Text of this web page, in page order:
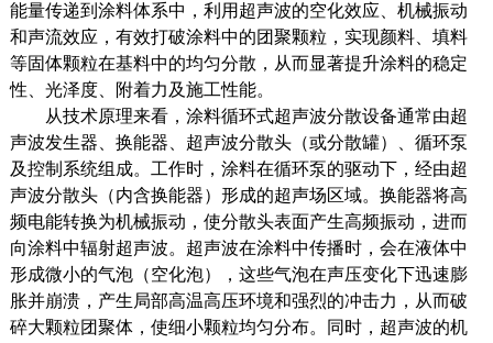
能量传递到涂料体系中，利用超声波的空化效应、机械振动
和声流效应，有效打破涂料中的团聚颗粒，实现颜料、填料
等固体颗粒在基料中的均匀分散，从而显著提升涂料的稳定
性、光泽度、附着力及施工性能。
从技术原理来看，涂料循环式超声波分散设备通常由超
声波发生器、换能器、超声波分散头（或分散罐）、循环泵
及控制系统组成。工作时，涂料在循环泵的驱动下，经由超
声波分散头（内含换能器）形成的超声场区域。换能器将高
频电能转换为机械振动，使分散头表面产生高频振动，进而
向涂料中辐射超声波。超声波在涂料中传播时，会在液体中
形成微小的气泡（空化泡），这些气泡在声压变化下迅速膨
胀并崩溃，产生局部高温高压环境和强烈的冲击力，从而破
碎大颗粒团聚体，使细小颗粒均匀分布。同时，超声波的机